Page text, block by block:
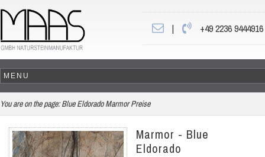
| +49 2236 9444916
You are on the page: Blue Eldorado Marmor Preise
Marmor - Blue
Eldorado